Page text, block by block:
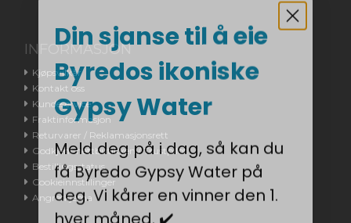
INFORMASJON
Kjøpsvilkår
Kontakt oss
Kundeservice
Fraktinformasjon
Returvarer / Reklamasjonsrett
Godkjent nettbutikken / Trustpilot
Bestillingsstatus
Cookieinnstillinger
Angreskjema
Din sjanse til å eie
Byredos ikoniske
Gypsy Water
Meld deg på i dag, så kan du
få Byredo Gypsy Water på
deg. Vi kårer en vinner den 1.
hver måned. ✔️